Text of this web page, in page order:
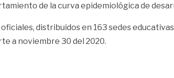
de la curva epidemiológica de
distribuidos en 163 sedes
a noviembre 30 del 2020.